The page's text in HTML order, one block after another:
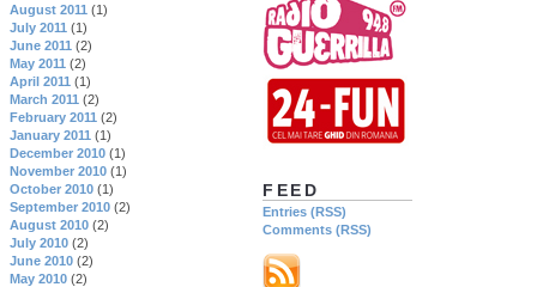
FEED
Entries (RSS)
Comments (RSS)
August 2011 (1)
July 2011 (1)
June 2011 (2)
May 2011 (2)
April 2011 (1)
March 2011 (2)
February 2011 (2)
January 2011 (1)
December 2010 (1)
November 2010 (1)
October 2010 (1)
September 2010 (2)
August 2010 (2)
July 2010 (2)
June 2010 (2)
May 2010 (2)